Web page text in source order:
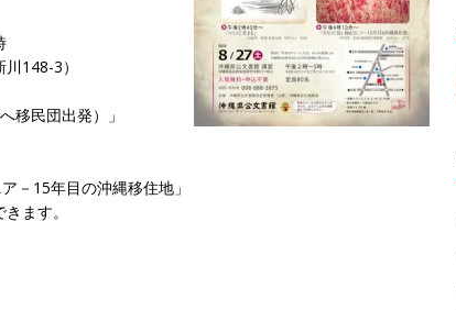
148-3）
移民団出発）」
－15年目の沖縄移住地」
ます。